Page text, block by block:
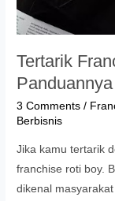
Tertarik
3 Comments /
Berbisnis
Jika kamu tertarik
franchise roti boy.
dikenal